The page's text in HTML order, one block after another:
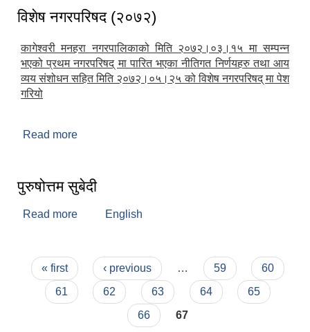
विशेष नगरपरिषद (२०७२)
कागेश्वरी मनहरा नगरपालिकाको मिति २०७२।०३।१५ मा सम्पन्न
भएको प्रथम नगरपरिषद् मा पारित भएका नीतिगत निर्णयहरु तथा आय
व्यय संशोधन सहित मिति २०७२।०५।२५ को विशेष नगरपरिषद् मा पेश
गरियो
Read more
पुरुषोत्तम सुबेदी
Read more about पुरुषोत्तम सुबेदी
English
Pages
« first ‹ previous … 59
60
61
62 63 64
65
66
67